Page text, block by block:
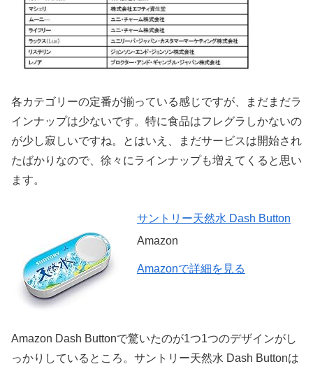
各カテゴリーの定番が揃っている感じですが、まだまだラ
インナップは少ないです。特に食品はフレグラしかないの
が少し寂しいですね。とはいえ、まだサービスは開始され
たばかりなので、徐々にラインナップも増えてくると思い
ます。
サントリー天然水 Dash Button
Amazon
Amazonで詳細を見る
Amazon Dash Buttonで驚いたのが1つ1つのデザインがし
っかりしているところ。サントリー天然水 Dash Buttonは